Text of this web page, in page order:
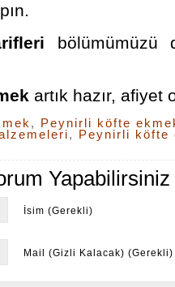
bölümümüzü
artık hazır, afiyet
,
Peynirli köfte
,
Peynirli köfte
Yapabilirsiniz
İsim (Gerekli)
Mail (Gizli Kalacak) (Gerekli)